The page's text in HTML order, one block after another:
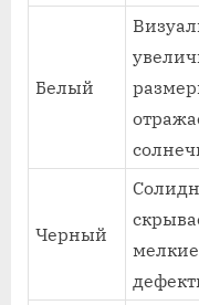
Белый
Черный
мелкие